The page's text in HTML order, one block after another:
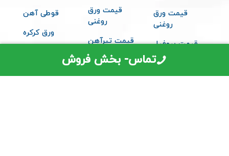
قیمت ورق
روغنی
قیمت پروفیل
قیمت ساندویچ
پانل
قیمت ورق
روغنی
قیمت تیرآهن
قوطی آهن
ورق کرکره
تماس- بخش فروش